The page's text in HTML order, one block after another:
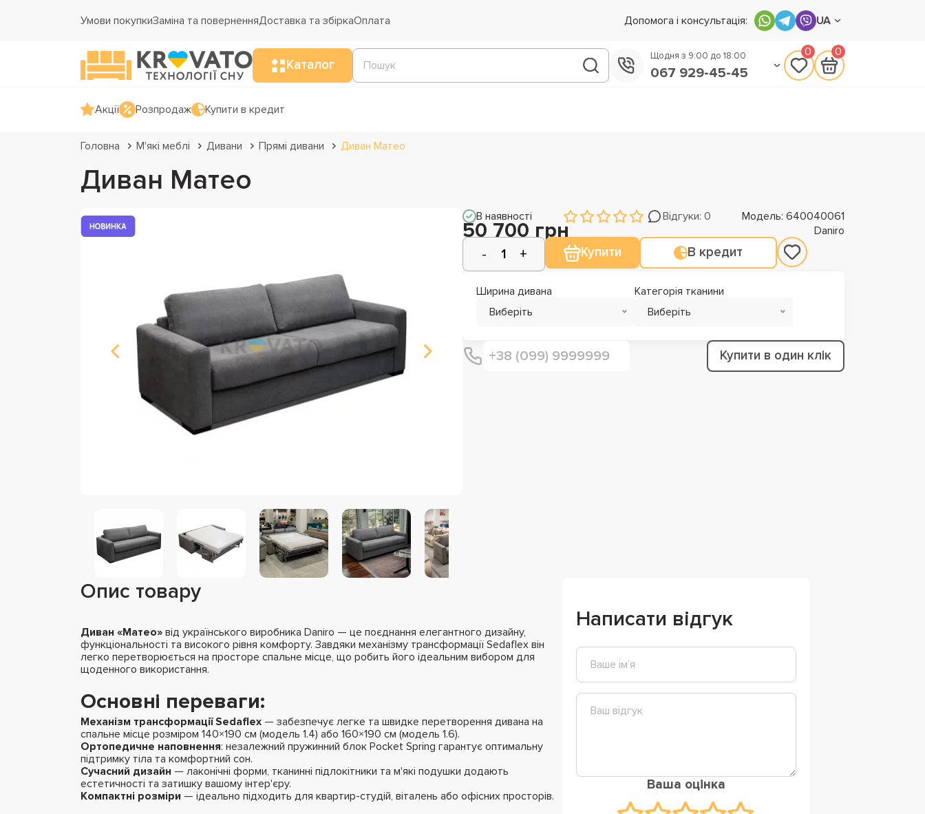
Умови покупкиЗаміна та поверненняДоставка та збіркаОплата Допомога і консультація: UA
Каталог
Щодня з 9:00 до 18:00
067 929-45-45
0 0
Акції Розпродаж Купити в кредит
Головна М'які меблі Дивани Прямі дивани Диван Матео
Диван Матео
В наявності Відгуки: 0 Модель: 640040061
50 700 грн Daniro
Купити В кредит
Ширина дивана
Виберіть
Категорія тканини
Виберіть
Купити в один клік
Опис товару
Диван «Матео» від українського виробника Daniro — це поєднання елегантного дизайну,
функціональності та високого рівня комфорту. Завдяки механізму трансформації Sedaflex він
легко перетворюється на просторе спальне місце, що робить його ідеальним вибором для
щоденного використання.
Основні переваги:
Механізм трансформації Sedaflex — забезпечує легке та швидке перетворення дивана на
спальне місце розміром 140×190 см (модель 1.4) або 160×190 см (модель 1.6).
Ортопедичне наповнення: незалежний пружинний блок Pocket Spring гарантує оптимальну
підтримку тіла та комфортний сон.
Сучасний дизайн — лаконічні форми, тканинні підлокітники та м'які подушки додають
естетичності та затишку вашому інтер'єру.
Компактні розміри — ідеально підходить для квартир-студій, віталень або офісних просторів.
Написати відгук
Ваша оцінка